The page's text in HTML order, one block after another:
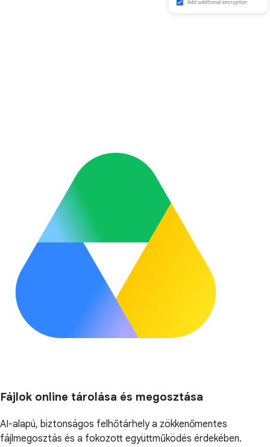
Fájlok online tárolása és megosztása
AI-alapú, biztonságos felhőtárhely a zökkenőmentes
fájlmegosztás és a fokozott együttműködés érdekében.